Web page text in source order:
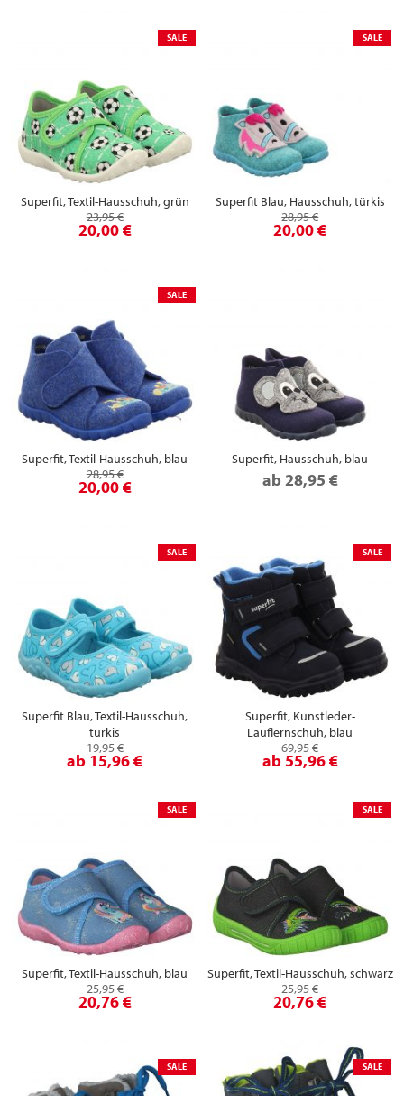
SALE
Superfit, Textil-Hausschuh, grün
23,95 €
20,00 €
SALE
Superfit Blau, Hausschuh, türkis
28,95 €
20,00 €
SALE
Superfit, Textil-Hausschuh, blau
28,95 €
20,00 €
Superfit, Hausschuh, blau
ab 28,95 €
SALE
Superfit Blau, Textil-Hausschuh,
türkis
19,95 €
ab 15,96 €
SALE
Superfit, Kunstleder-
Lauflernschuh, blau
69,95 €
ab 55,96 €
SALE
Superfit, Textil-Hausschuh, blau
25,95 €
20,76 €
SALE
Superfit, Textil-Hausschuh, schwarz
25,95 €
20,76 €
SALE SALE